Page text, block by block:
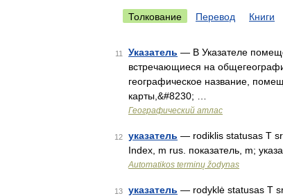
Толкование Перевод Книги
11 Указатель — В Указателе
встречающиеся на
географическое название,
карты,&#8230; …
Географический атлас
12 указатель — rodiklis statusas T
Index, m rus. показатель, m;
Automatikos terminų žodynas
13 указатель — rodyklė statusas T